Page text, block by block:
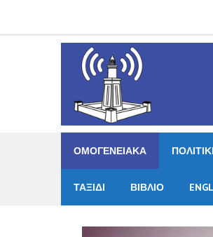
ΟΜΟΓΕΝΕΙΑΚΑ
ΤΑΞΙΔΙ ΒΙΒΛΙΟ